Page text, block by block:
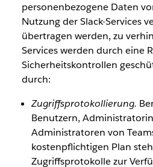
personenbezogene Daten
Nutzung der Slack-Services
übertragen werden, zu
Services werden durch eine
Sicherheitskontrollen
durch:
Zugriffsprotokollierung.
Benutzern,
Administratoren von
kostenpflichtigen Plan
Zugriffsprotokolle zur